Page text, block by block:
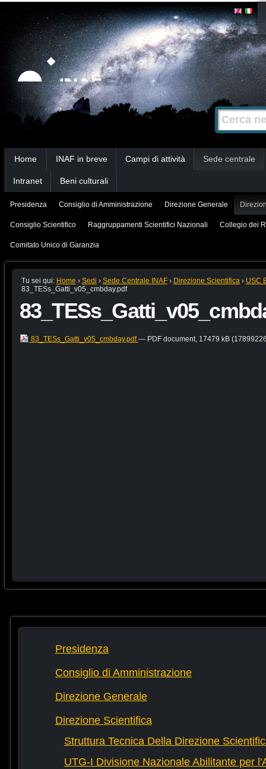
Strumenti
personali
Salta
contenuti.
|
Salta
alla
navigazione
Cerca nel
Ricerca
avanzata…
Home INAF in breve Campi di attività Sede centrale
Intranet Beni culturali
Presidenza Consiglio di Amministrazione Direzione Generale
Consiglio Scientifico Raggruppamenti Scientifici Nazionali Collegio dei
Comitato Unico di Garanzia
Tu sei qui: Home › Sedi › Sede Centrale INAF › Direzione Scientifica › USC
83_TESs_Gatti_v05_cmbday.pdf
83_TESs_Gatti_v05_cmbday.pdf— PDF document, 17479 kB
Presidenza
Consiglio di Amministrazione
Direzione Generale
Direzione Scientifica
Struttura Tecnica Della Direzione
UTG-I Divisione Nazionale Abilitante per